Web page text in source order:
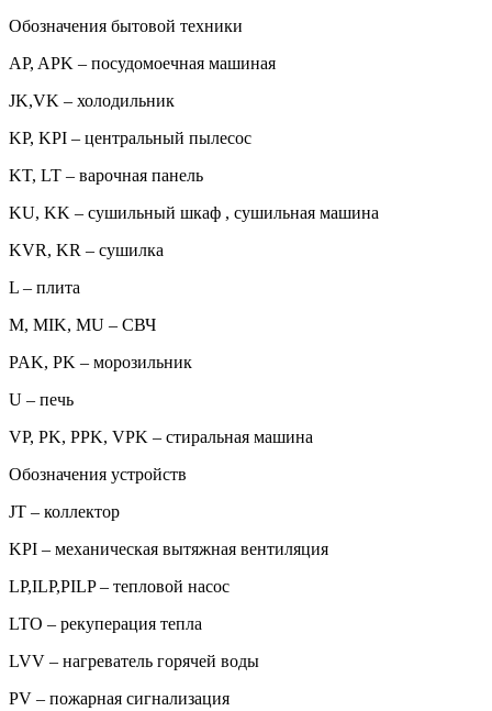
Обозначения бытовой техники
AP, APK – посудомоечная машиная
JK,VK – холодильник
KP, KPI – центральный пылесос
KT, LT – варочная панель
KU, KK – сушильный шкаф , сушильная машина
KVR, KR – сушилка
L – плита
M, MIK, MU – СВЧ
PAK, PK – морозильник
U – печь
VP, PK, PPK, VPK – стиральная машина
Обозначения устройств
JT – коллектор
KPI – механическая вытяжная вентиляция
LP,ILP,PILP – тепловой насос
LTO – рекуперация тепла
LVV – нагреватель горячей воды
PV – пожарная сигнализация